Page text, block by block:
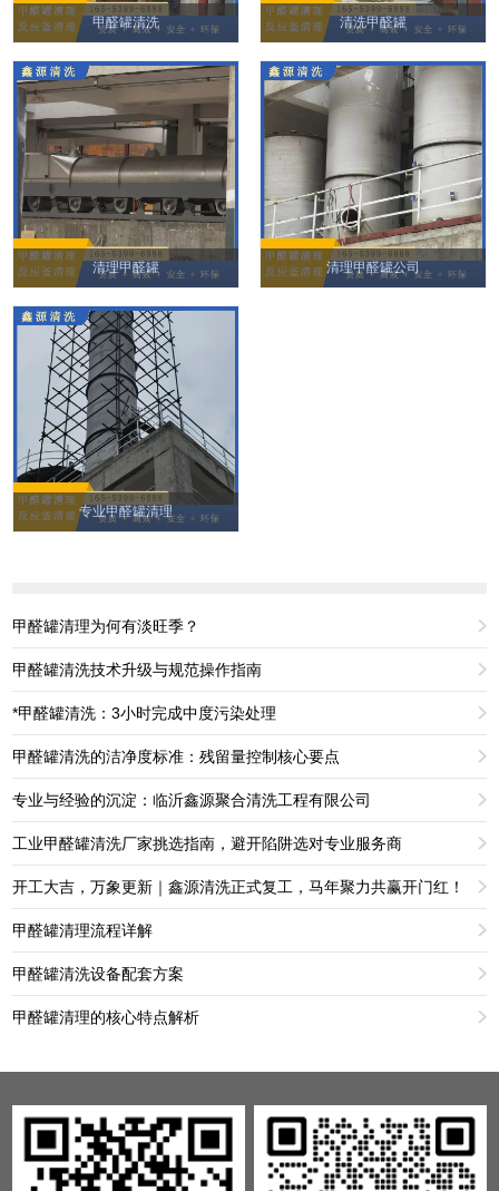
甲醛罐清洗 清洗甲醛罐
清理甲醛罐 清理甲醛罐公司
专业甲醛罐清理
甲醛罐清理为何有淡旺季？
甲醛罐清洗技术升级与规范操作指南
*甲醛罐清洗：3小时完成中度污染处理
甲醛罐清洗的洁净度标准：残留量控制核心要点
专业与经验的沉淀：临沂鑫源聚合清洗工程有限公司
工业甲醛罐清洗厂家挑选指南，避开陷阱选对专业服务商
开工大吉，万象更新｜鑫源清洗正式复工，马年聚力共赢开门红！
甲醛罐清理流程详解
甲醛罐清洗设备配套方案
甲醛罐清理的核心特点解析